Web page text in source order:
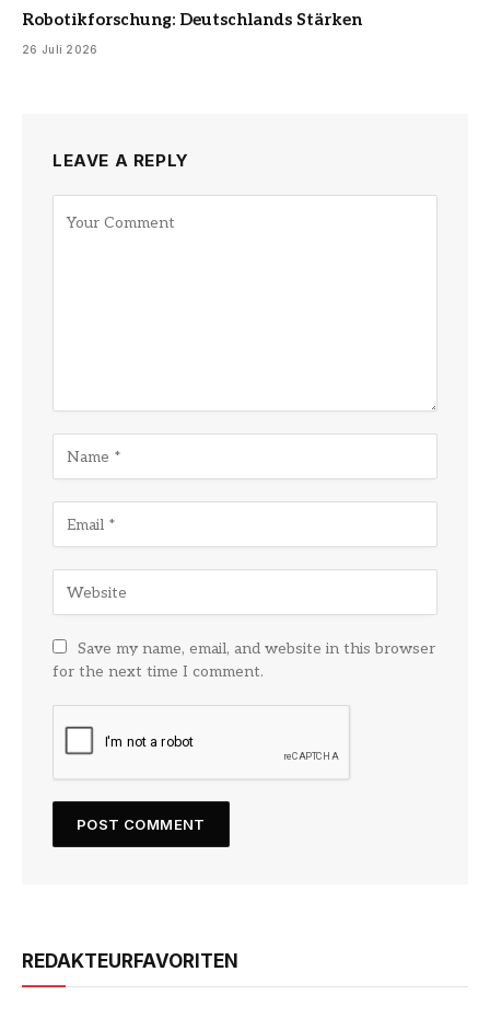
Robotikforschung: Deutschlands Stärken
26 Juli 2026
LEAVE A REPLY
Save my name, email, and website in this browser
for the next time I comment.
REDAKTEURFAVORITEN